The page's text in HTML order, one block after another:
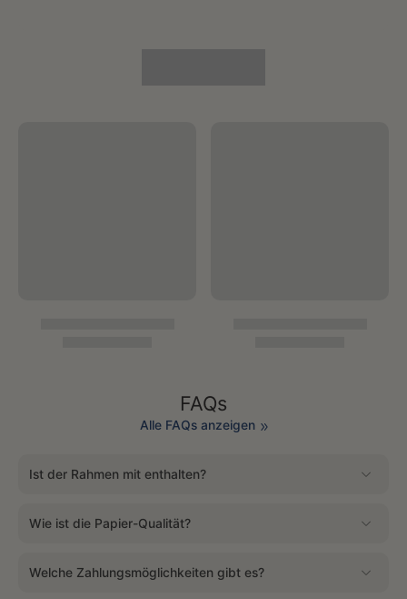
FAQs
Alle FAQs anzeigen
Ist der Rahmen mit enthalten?
Wie ist die Papier-Qualität?
Welche Zahlungsmöglichkeiten gibt es?